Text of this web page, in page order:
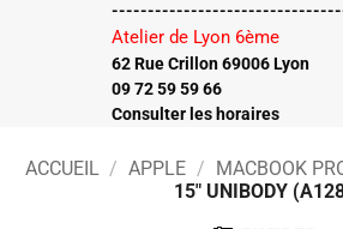
Atelier de Lyon 6ème
62 Rue Crillon 69006 Lyon
09 72 59 59 66
Consulter les horaires
ACCUEIL / APPLE / MACBOOK
15" UNIBODY